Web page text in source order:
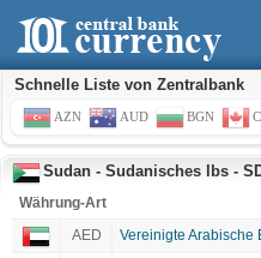
Schnelle Liste von Zentralbank
AZN AUD BGN
Sudan - Sudanisches lbs -
Währung-Art
AED
Vereinigte Arabische